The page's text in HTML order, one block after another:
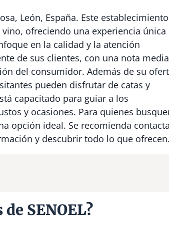
León, España. Este establecimiento
ofreciendo una experiencia única
en la calidad y la atención
de sus clientes, con una nota media
del consumidor. Además de su
pueden disfrutar de catas y
capacitado para guiar a los
y ocasiones. Para quienes
opción ideal. Se recomienda
y descubrir todo lo que
SENOEL?